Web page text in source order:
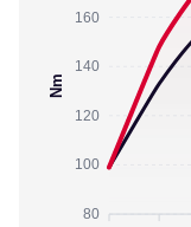
160
140
120
100
80
Nm